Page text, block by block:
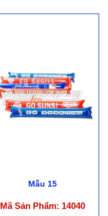
Mẫu 15
Mã Sản Phẩm: 14040